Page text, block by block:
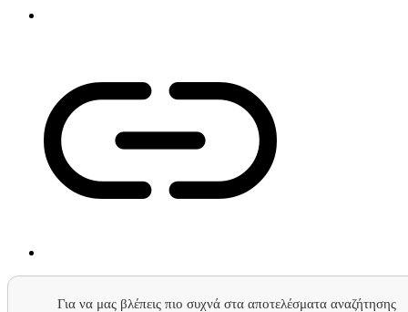
Για να μας βλέπεις πιο συχνά στα αποτελέσματα αναζήτησης